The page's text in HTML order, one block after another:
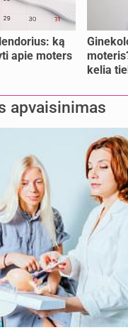
ką
apie moters
kelia
apvaisinimas